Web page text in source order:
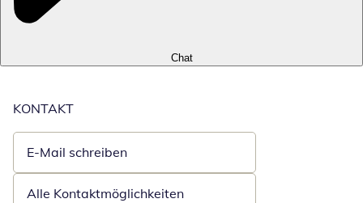
Chat
KONTAKT
E-Mail schreiben
Öffnet E-Mail-Client
Alle Kontaktmöglichkeiten